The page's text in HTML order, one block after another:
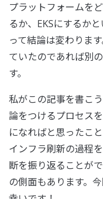
プラットフォームを
るか、EKSにするか
って結論は変わりま
ていたのであれば別
す。
私がこの記事を書こ
論をつけるプロセス
になればと思ったこ
インフラ刷新の過程
断を振り返ることが
の側面もあります。